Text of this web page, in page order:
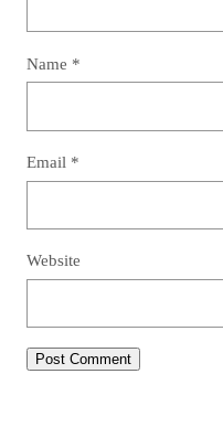
Name *
Email *
Website